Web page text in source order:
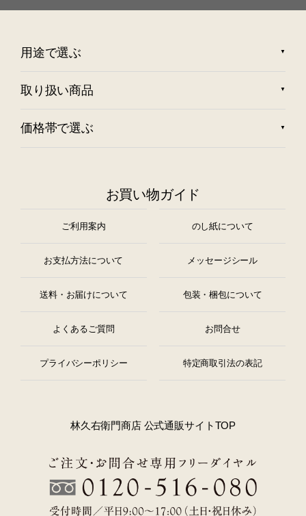
用途で選ぶ
取り扱い商品
価格帯で選ぶ
お買い物ガイド
ご利用案内 のし紙について
お支払方法について メッセージシール
送料・お届けについて 包装・梱包について
よくあるご質問 お問合せ
プライバシーポリシー 特定商取引法の表記
林久右衛門商店 公式通販サイトTOP